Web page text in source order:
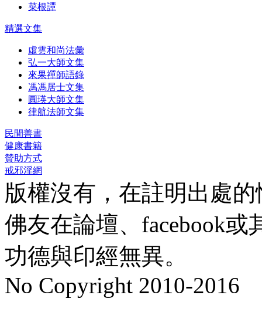
菜根譚
精選文集
虛雲和尚法彙
弘一大師文集
來果禪師語錄
馮馮居士文集
圓瑛大師文集
律航法師文集
民間善書
健康書籍
贊助方式
戒邪淫網
版權沒有，在註明出處
佛友在論壇、facebook
功德與印經無異。
No Copyright 2010-2016